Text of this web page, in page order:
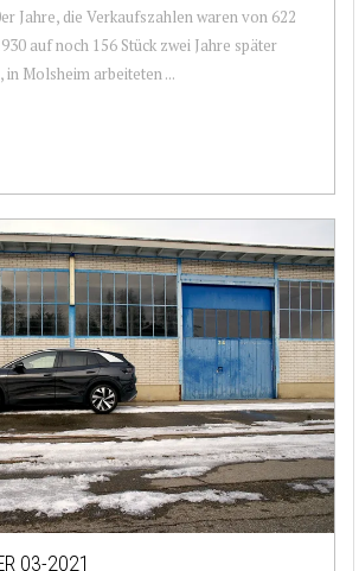
Jahre, die Verkaufszahlen waren von 622
auf noch 156 Stück zwei Jahre später
in Molsheim arbeiteten ...
03-2021